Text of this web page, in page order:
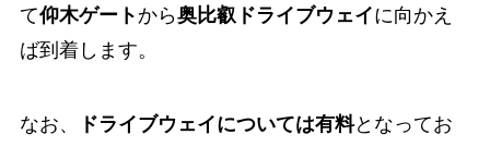
て仰木ゲートから奥比叡ドライブウェイに向かえ
ば到着します。
なお、 ドライブウェイについては有料となってお